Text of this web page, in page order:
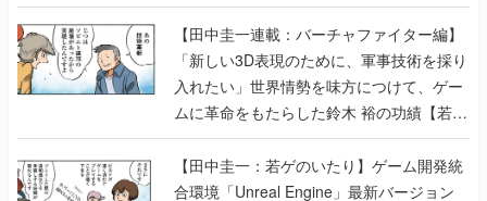
【若ゲのいたり最終回】
【田中圭一連載：バーチャファイター編】
「新しい3D表現のために、軍事技術を採り
入れたい」世界情勢を味方につけて、ゲー
ムに革命をもたらした鈴木 裕の功績【若ゲ
のいたり】
【田中圭一：若ゲのいたり】ゲーム開発統
合環境「Unreal Engine」最新バージョン